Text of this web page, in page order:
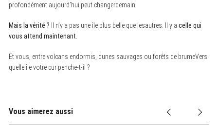
profondément aujourd’hui peut changerdemain.
Mais la vérité ? Il n’y a pas une île plus belle que lesautres. Il y a celle qui
vous attend maintenant
Et vous, entre volcans endormis, dunes sauvages ou forêts de brumeVers
quelle île votre cur penche-t-il ?
Vous aimerez aussi